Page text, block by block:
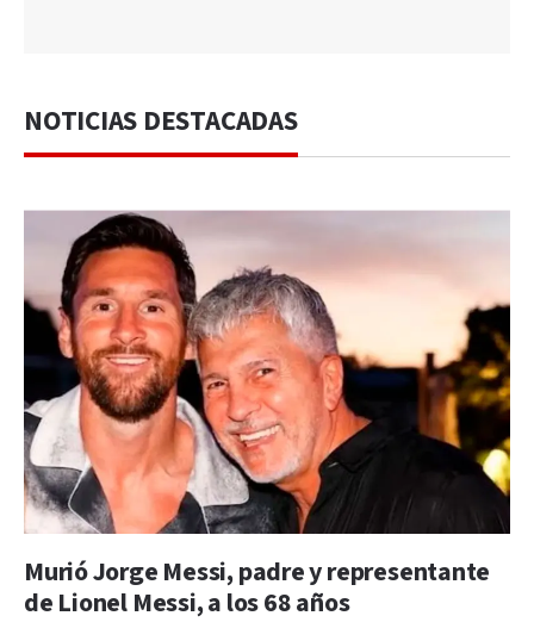
NOTICIAS DESTACADAS
Murió Jorge Messi, padre y representante
de Lionel Messi, a los 68 años